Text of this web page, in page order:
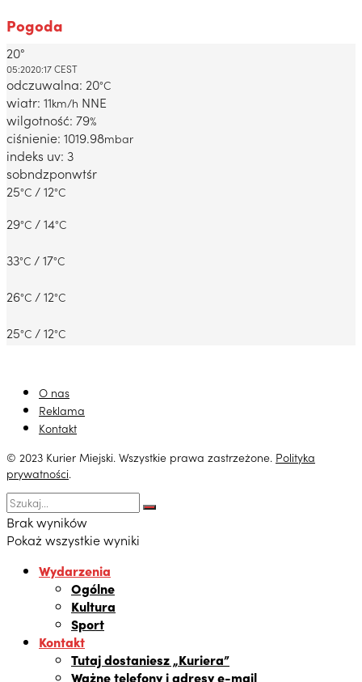
Pogoda
Dabrowa Gornicza, PL
20°
05:2020:17 CEST
odczuwalna: 20°C
wiatr: 11km/h NNE
wilgotność: 79%
ciśnienie: 1019.98mbar
indeks uv: 3
sobndzponwtśr
25°C / 12°C
29°C / 14°C
33°C / 17°C
26°C / 12°C
25°C / 12°C
O nas
Reklama
Kontakt
© 2023 Kurier Miejski. Wszystkie prawa zastrzeżone. Polityka
prywatności.
Brak wyników
Pokaż wszystkie wyniki
Wydarzenia
Ogólne
Kultura
Sport
Kontakt
Tutaj dostaniesz „Kuriera”
Ważne telefony i adresy e-mail